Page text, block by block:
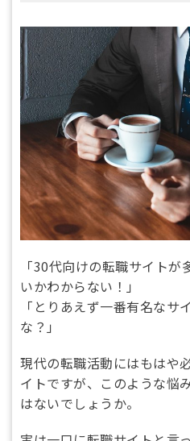
「30代向けの転職サイト
いかわからない！」
「とりあえず一番有名な
な？」
現代の転職活動にはもはや
イトですが、このような悩
はないでしょうか。